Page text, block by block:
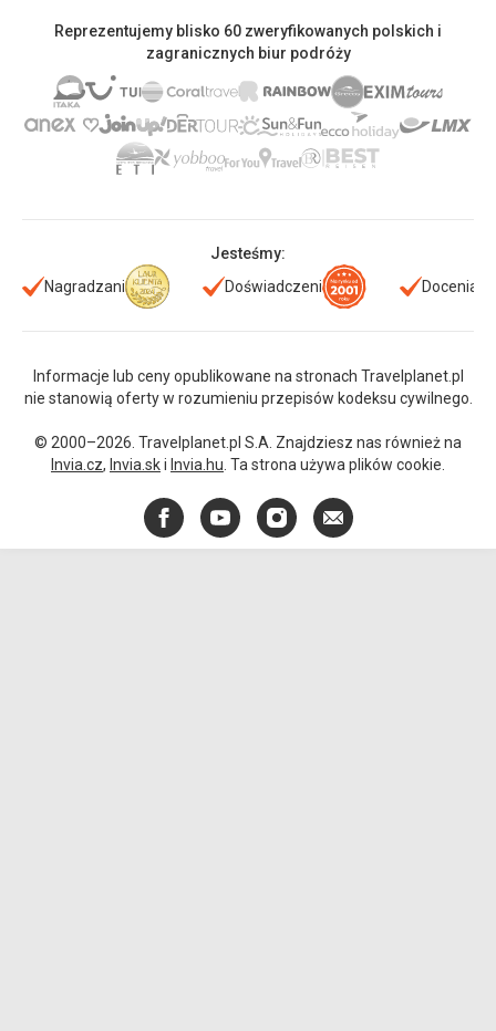
Reprezentujemy blisko 60 zweryfikowanych polskich i
zagranicznych biur podróży
Jesteśmy:
Nagradzani
Doświadczeni Doceniani
Informacje lub ceny opublikowane na stronach Travelplanet.pl
nie stanowią oferty w rozumieniu przepisów kodeksu cywilnego.
© 2000–2026. Travelplanet.pl S.A. Znajdziesz nas również na
Invia.cz, Invia.ski Invia.hu . Ta strona używa plików cookie.
FacebookYouTubeInstagram
E-
mail